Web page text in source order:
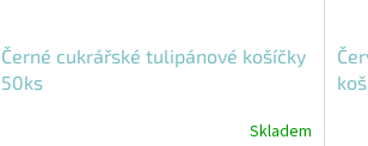
Černé cukrářské tulipánové košíčky
50ks
Skladem